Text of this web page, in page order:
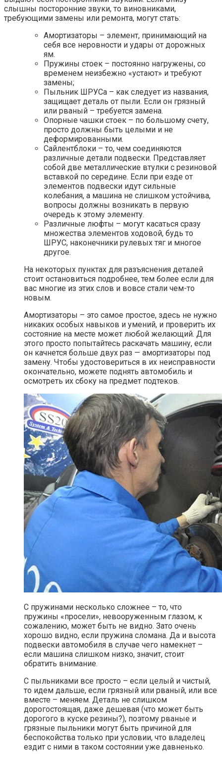
слышны посторонние звуки, то виновниками,
требующими замены или ремонта, могут стать:
Амортизаторы – элемент, принимающий на
себя все неровности и удары от дорожных
ям.
Пружины стоек – постоянно нагружены, со
временем неизбежно «устают» и требуют
замены;
Пыльник ШРУСа – как следует из названия,
защищает деталь от пыли. Если он грязный
или рваный – требуется замена.
Опорные чашки стоек – по большому счету,
просто должны быть целыми и не
деформированными.
Сайлентблоки – то, чем соединяются
различные детали подвески. Представляет
собой две металлические втулки с резиновой
вставкой по середине. Если при езде от
элементов подвески идут сильные
колебания, а машина не слишком устойчива,
вопросы должны возникать в первую
очередь к этому элементу.
Различные люфты – могут касаться сразу
множества элементов ходовой, будь то
ШРУС, наконечники рулевых тяг и многое
другое.
На некоторых пунктах для разъяснения деталей
стоит остановиться подробнее, тем более если для
вас многие из этих слов и вовсе стали чем-то
новым.
Амортизаторы – это самое простое, здесь не нужно
никаких особых навыков и умений, и проверить их
состояние на месте может любой желающий. Для
этого просто попытайтесь раскачать машину, если
он качнется больше двух раз — амортизаторы под
замену. Чтобы удостовериться в их неисправности
окончательно, можете поднять автомобиль и
осмотреть их сбоку на предмет подтеков.
С пружинами несколько сложнее – то, что
пружины «просели», невооруженным глазом, к
сожалению, может быть не видно. Зато очень
хорошо видно, если пружина сломана. Да и высота
подвески автомобиля в случае чего намекнет –
если машина слишком низко, значит, стоит
обратить внимание.
С пыльниками все просто – если целый и чистый,
то идем дальше, если грязный или рваный, или все
вместе – меняем. Деталь не слишком
дорогостоящая, даже дешевая (что может быть
дорогого в куске резины?), поэтому рваные и
грязные пыльники могут быть причиной для
беспокойства только при условии, что владелец
ездит с ними в таком состоянии уже давненько.